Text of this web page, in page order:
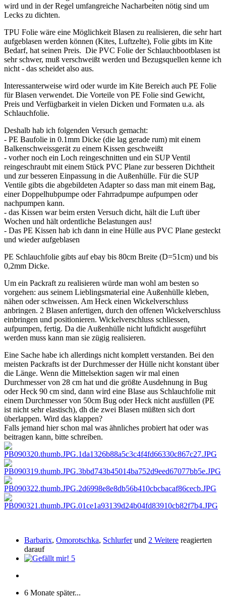
wird und in der Regel umfangreiche Nacharbeiten nötig sind um
Lecks zu dichten.
TPU Folie wäre eine Möglichkeit Blasen zu realisieren, die sehr hart
aufgeblasen werden können (Kites, Luftzelte), Folie gibts im Kite
Bedarf, hat seinen Preis. Die PVC Folie der Schlauchbootblasen ist
sehr schwer, muß verschweißt werden und Bezugsquellen kenne ich
nicht - das scheidet also aus.
Interessanterweise wird oder wurde im Kite Bereich auch PE Folie
für Blasen verwendet. Die Vorteile von PE Folie sind Gewicht,
Preis und Verfügbarkeit in vielen Dicken und Formaten u.a. als
Schlauchfolie.
Deshalb hab ich folgenden Versuch gemacht:
- PE Baufolie in 0.1mm Dicke (die lag gerade rum) mit einem
Balkenschweissgerät zu einem Kissen geschweißt
- vorher noch ein Loch reingeschnitten und ein SUP Ventil
reingeschraubt mit einem Stück PVC Plane zur besseren Dichtheit
und zur besseren Einpassung in die Außenhülle. Für die SUP
Ventile gibts die abgebildeten Adapter so dass man mit einem Bag,
einer Doppelhubpumpe oder Fahrradpumpe aufpumpen oder
nachpumpen kann.
- das Kissen war beim ersten Versuch dicht, hält die Luft über
Wochen und hält ordentliche Belastungen aus!
- Das PE Kissen hab ich dann in eine Hülle aus PVC Plane gesteckt
und wieder aufgeblasen
PE Schlauchfolie gibts auf ebay bis 80cm Breite (D=51cm) und bis
0,2mm Dicke.
Um ein Packraft zu realisieren würde man wohl am besten so
vorgehen: aus seinem Lieblingsmaterial eine Außenhülle kleben,
nähen oder schweissen. Am Heck einen Wickelverschluss
anbringen. 2 Blasen anfertigen, durch den offenen Wickelverschluss
einbringen und positionieren. Wickelverschluss schliessen,
aufpumpen, fertig. Da die Außenhülle nicht luftdicht ausgeführt
werden muss kann man sie zügig realisieren.
Eine Sache habe ich allerdings nicht komplett verstanden. Bei den
meisten Packrafts ist der Durchmesser der Hülle nicht konstant über
die Länge. Wenn die Mittelsektion sagen wir mal einen
Durchmesser von 28 cm hat und die größte Ausdehnung in Bug
oder Heck 90 cm sind, dann wird eine Blase aus Schlauchfolie mit
einem Durchmesser von 50cm Bug oder Heck nicht ausfüllen (PE
ist nicht sehr elastisch), dh die zwei Blasen müßten sich dort
überlappen. Wird das klappen?
Falls jemand hier schon mal was ähnliches probiert hat oder was
beitragen kann, bitte schreiben.
Barbarix, Omorotschka, Schlurferund 2 Weitere reagierten
darauf
5
6 Monate später...